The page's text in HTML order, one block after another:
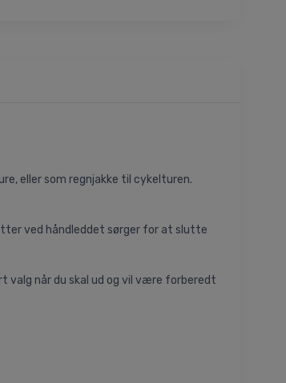
eller som regnjakke til cykelturen.
ved håndleddet sørger for at slutte
valg når du skal ud og vil være forberedt